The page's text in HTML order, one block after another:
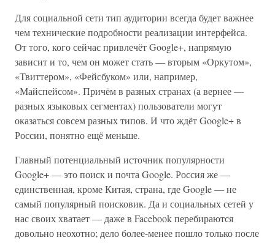
Для социальной сети тип аудитории всегда будет важнее
чем технические подробности реализации интерфейса.
От того, кого сейчас привлечёт Google+, напрямую
зависит и то, чем он может стать — вторым «Оркутом»,
«Твиттером», «Фейсбуком» или, например,
«Майспейсом». Причём в разных странах (а вернее —
разных языковых сегментах) пользователи могут
оказаться совсем разных типов. И что ждёт Google+ в
России, понятно ещё меньше.
Главный потенциальный источник популярности
Google+ — это поиск и почта Google. Россия же —
единственная, кроме Китая, страна, где Google — не
самый популярный поисковик. Да и социальных сетей у
нас своих хватает — даже в Facebook перебираются
довольно неохотно; дело более-менее пошло только после